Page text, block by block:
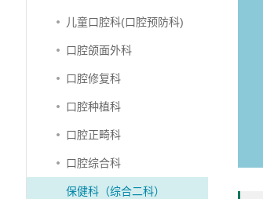
儿童口腔科(口腔预防科)
口腔颌面外科
口腔修复科
口腔种植科
口腔正畸科
口腔综合科
保健科（综合二科）